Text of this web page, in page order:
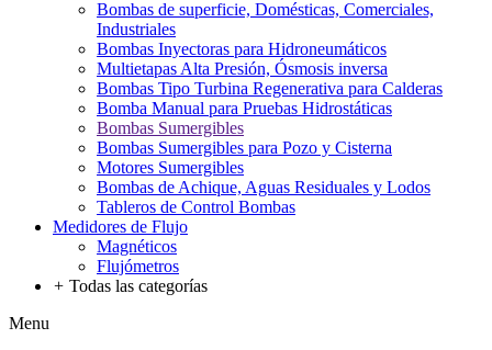
Bombas de superficie, Domésticas, Comerciales,
Industriales
Bombas Inyectoras para Hidroneumáticos
Multietapas Alta Presión, Ósmosis inversa
Bombas Tipo Turbina Regenerativa para Calderas
Bomba Manual para Pruebas Hidrostáticas
Bombas Sumergibles
Bombas Sumergibles para Pozo y Cisterna
Motores Sumergibles
Bombas de Achique, Aguas Residuales y Lodos
Tableros de Control Bombas
Medidores de Flujo
Magnéticos
Flujómetros
+ Todas las categorías
Menu